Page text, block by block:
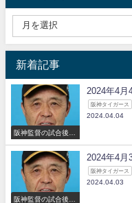
新着記事
阪神監督の試合後の
2024年4月
阪神タイガース
2024.04.04
阪神監督の試合後の
2024年4月
阪神タイガース
2024.04.03